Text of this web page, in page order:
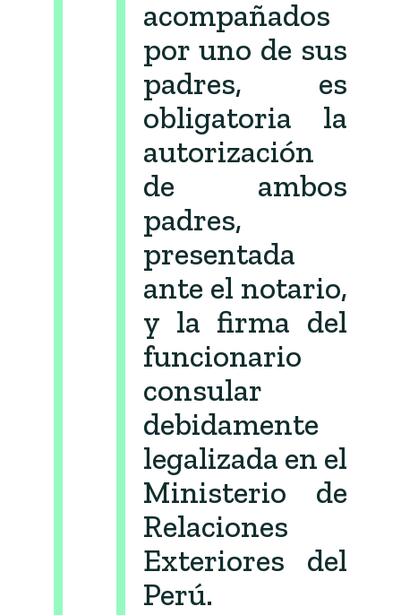
acompañados
por uno de sus
padres, es
obligatoria la
autorización
de ambos
padres,
presentada
ante el notario,
y la firma del
funcionario
consular
debidamente
legalizada en el
Ministerio de
Relaciones
Exteriores del
Perú.